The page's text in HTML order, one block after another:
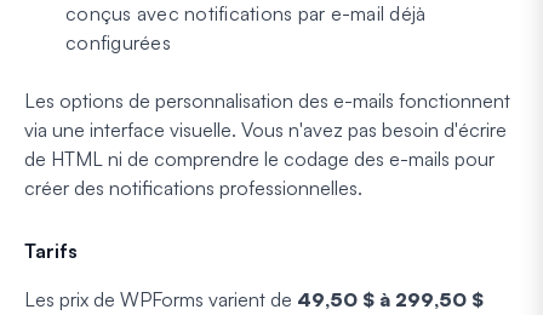
conçus avec notifications par e-mail déjà
configurées
Les options de personnalisation des e-mails fonctionnent
via une interface visuelle. Vous n'avez pas besoin d'écrire
de HTML ni de comprendre le codage des e-mails pour
créer des notifications professionnelles.
Tarifs
Les prix de WPForms varient de 49,50 $ à 299,50 $